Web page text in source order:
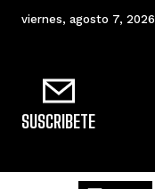
viernes, agosto 7, 2026
SUSCRIBETE